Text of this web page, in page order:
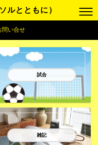
ルとともに）
問い合せ
試合
雑記